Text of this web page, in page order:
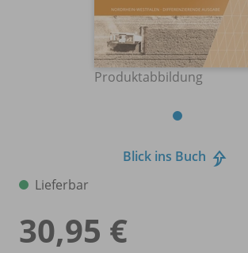
Produktabbildung
Blick ins Buch
Lieferbar
30,95 €